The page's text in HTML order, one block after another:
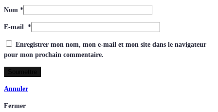
Nom *
E-mail *
Enregistrer mon nom, mon e-mail et mon site dans le navigateur
pour mon prochain commentaire.
Annuler
Fermer